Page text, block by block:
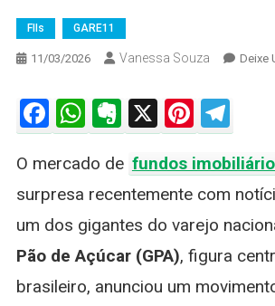
FIIs GARE11
11/03/2026 Vanessa Souza Deixe
Facebook
WhatsApp
Evernote
X
O mercado de fundos
surpresa recentemente com
um dos gigantes do varejo
Pão de Açúcar (GPA), figura
brasileiro, anunciou um